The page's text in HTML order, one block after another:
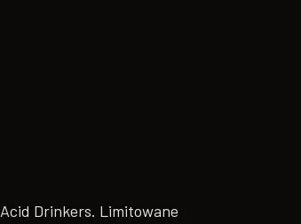
Drinkers. Limitowane